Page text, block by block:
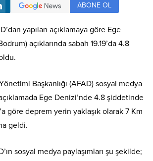
ABONE OL
yapılan açıklamaya göre Ege
açıklarında sabah 19.19’da 4.8
Başkanlığı (AFAD) sosyal medya
Ege Denizi’nde 4.8 şiddetinde
göre deprem yerin yaklaşık olarak 7 Km
geldi.
sosyal medya paylaşımları şu şekilde;